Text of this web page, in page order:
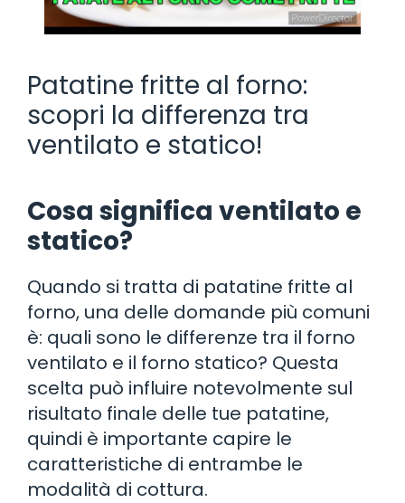
Patatine fritte al forno:
scopri la differenza tra
ventilato e statico!
Cosa significa ventilato e
statico?
Quando si tratta di patatine fritte al
forno, una delle domande più comuni
è: quali sono le differenze tra il forno
ventilato e il forno statico? Questa
scelta può influire notevolmente sul
risultato finale delle tue patatine,
quindi è importante capire le
caratteristiche di entrambe le
modalità di cottura.